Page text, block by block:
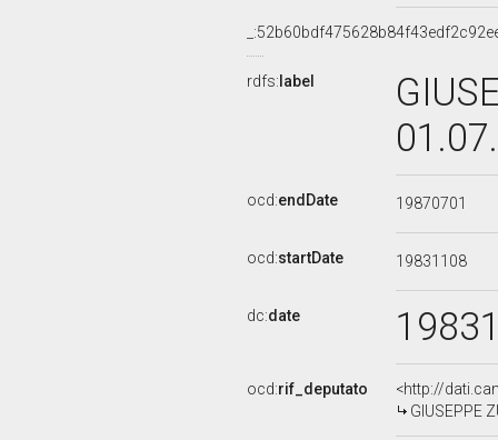
rdfs: label
ocd:endDate 19870701
ocd:startDate 19831108
dc:date
ocd:rif_deputato
<http://
GIUSEPPE